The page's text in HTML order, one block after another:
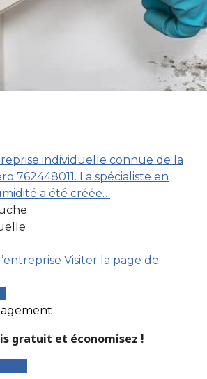
individuelle connue de la
762448011. La spécialiste en
a été créée…
Visiter la page de
gratuit et économisez !